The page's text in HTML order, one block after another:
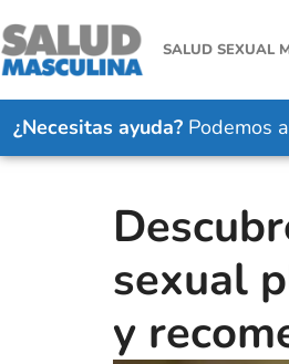
SALUD SEXUAL
¿Necesitas ayuda? Podemos
sexual
y